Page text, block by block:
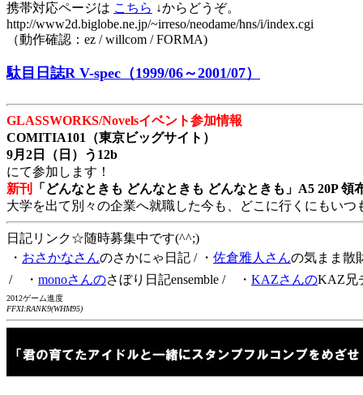
携帯対応ページは こちら ↓からどうぞ。
http://www2d.biglobe.ne.jp/~irreso/neodame/hns/i/index.cgi
（動作確認：ez / willcom / FORMA)
駄目日誌R V-spec（1999/06～2001/07）
GLASSWORKS/Novelsイベント参加情報
COMITIA101（東京ビッグサイト）
9月2日（日）う12b
にて参加します！
新刊
「どんなときも どんなときも どんなときも」A5 20P 領
大学を出て別々の企業へ就職した今も、どこに行くにもい
日記リンク☆随時募集中です(^^;)
・ おさかなさんのさかにゃ日記 / ・ 佐倉雅人さんの気まま散
/ ・ monoさんのさぼり日記ensemble / ・ KAZさんのKAZ兄
2012ゲーム進度
FFXI:RANK9(WHM95)